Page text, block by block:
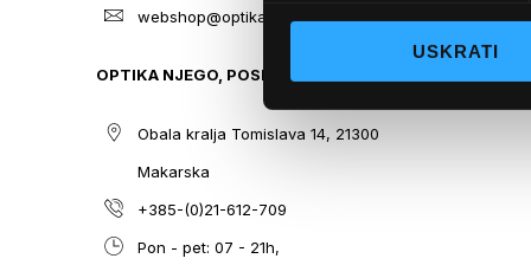
USKRATI
webshop@optikanjego.hr
OPTIKA NJEGO, POSLOVNICA 2
Obala kralja Tomislava 14, 21300
Makarska
+385-(0)21-612-709
Pon - pet: 07 - 21h,
Blog